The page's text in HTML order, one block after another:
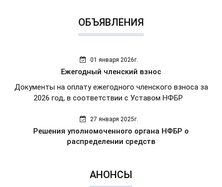
ОБЪЯВЛЕНИЯ
01 января 2026г.
Ежегодный членский взнос
Документы на оплату ежегодного членского взноса за
2026 год, в соответствии с Уставом НФБР
27 января 2025г.
Решения уполномоченного органа НФБР о
распределении средств
АНОНСЫ